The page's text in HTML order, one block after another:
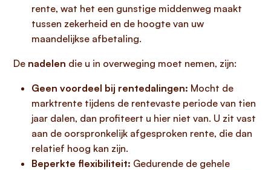
rente, wat het een gunstige middenweg maakt
tussen zekerheid en de hoogte van uw
maandelijkse afbetaling.
De nadelen die u in overweging moet nemen, zijn:
Geen voordeel bij rentedalingen: Mocht de
marktrente tijdens de rentevaste periode van tien
jaar dalen, dan profiteert u hier niet van. U zit vast
aan de oorspronkelijk afgesproken rente, die dan
relatief hoog kan zijn.
Beperkte flexibiliteit: Gedurende de gehele